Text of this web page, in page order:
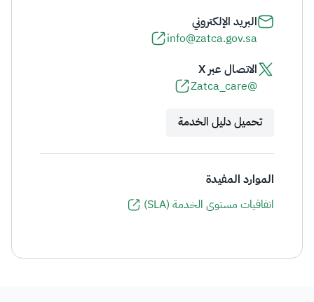
البريد الإلكتروني
info@zatca.gov.sa
الاتصال عبر X
@Zatca_care
تحميل دليل الخدمة
الموارد المفيدة
اتفاقيات مستوى الخدمة (SLA)